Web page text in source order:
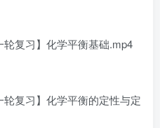
习】化学平衡基础.mp4
习】化学平衡的定性与定